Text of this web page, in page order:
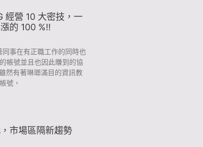
經營 10 大密技，一
的 100 %!!
事在有正職工作的同時也
帳號並且也因此賺到的協
然有著琳瑯滿目的資訊教
號，
市場區隔新趨勢